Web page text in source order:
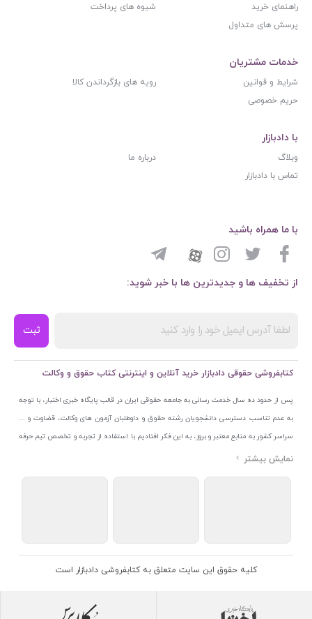
راهنمای خرید
شیوه های پرداخت
پرسش های متداول
خدمات مشتریان
شرایط و قوانین
رویه های بازگرداندن کالا
حریم خصوصی
با دادبازار
وبلاگ
درباره ما
تماس با دادبازار
از تخفیف ها و جدیدترین ها با خبر شوید:
ثبت
با ما همراه باشید
کتابفروشی حقوقی دادبازار خرید آنلاین و اینترنتی کتاب حقوق و وکالت
پس از حدود ده سال خدمت رسانی به جامعه حقوقی ایران در قالب پایگاه خبری اختبار، با توجه
به عدم تناسب دسترسی دانشجویان رشته حقوق و داوطلبان آزمون های وکالت، قضاوت و ...
سراسر کشور به منابع معتبر و بروز، به این فکر افتادیم با استفاده از تجربه و تخصص تیم حرفه
ای اختبار خدمتی جدید به جامعه حقوقی ایران ارائه کنیم. به این منظور با راه اندازی و تجهیز
اتحادیه ناشران و کتابفروشان تهران به منظور ارائه مطمئن ترین خدمات مجموعه بسیار کامل و
کلیه حقوق این سایت متعلق به کتابفروشی دادبازار است